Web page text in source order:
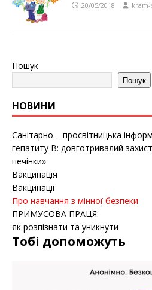
20/05/2018
Пошук
Пошук
НОВИНИ
Санітарно – просвітницька
гепатиту B: довготривалий
печінки»
Вакцинація
Вакцинації
Про навчання з мінної безпеки
ПРИМУСОВА ПРАЦЯ:
як розпізнати та уникнути
Тобі допоможуть